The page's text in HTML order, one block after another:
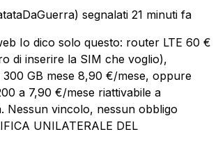
segnalati 21 minuti fa
Io dico solo questo: router LTE 60 €
di inserire la SIM che voglio),
300 GB mese 8,90 €/mese, oppure
a 7,90 €/mese riattivabile a
Nessun vincolo, nessun obbligo
UNILATERALE DEL